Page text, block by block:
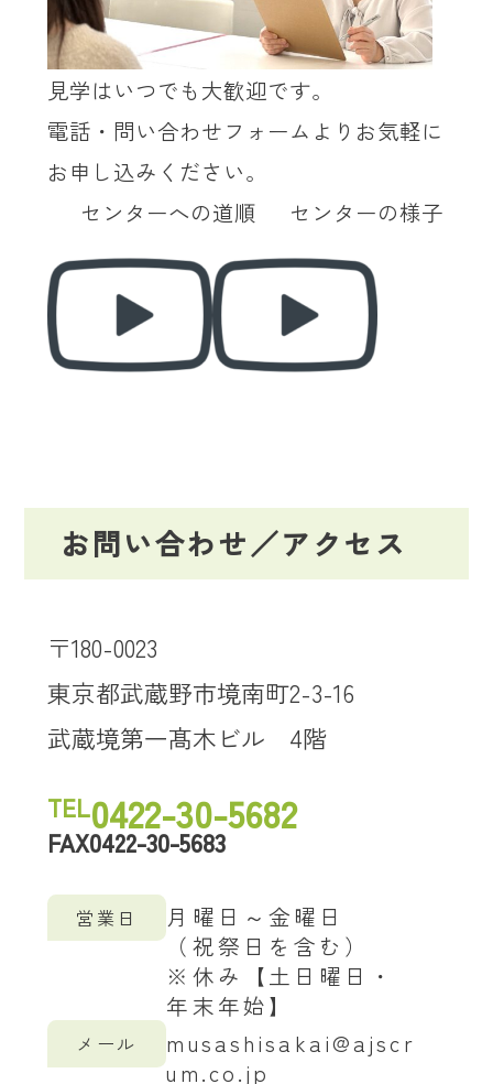
見学はいつでも大歓迎です。
電話・問い合わせフォームよりお気軽に
お申し込みください。
センターへの道順 センターの様子
お問い合わせ／アクセス
〒180-0023
東京都武蔵野市境南町2-3-16
武蔵境第一髙木ビル 4階
TEL0422-30-5682
FAX0422-30-5683
営業日
月曜日～金曜日
（祝祭日を含む）
※休み【土日曜日・
年末年始】
メール
musashisakai@ajscr
um.co.jp